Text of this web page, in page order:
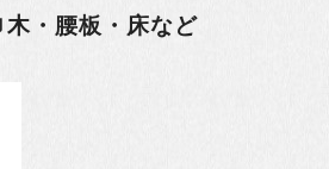
・腰板・床など